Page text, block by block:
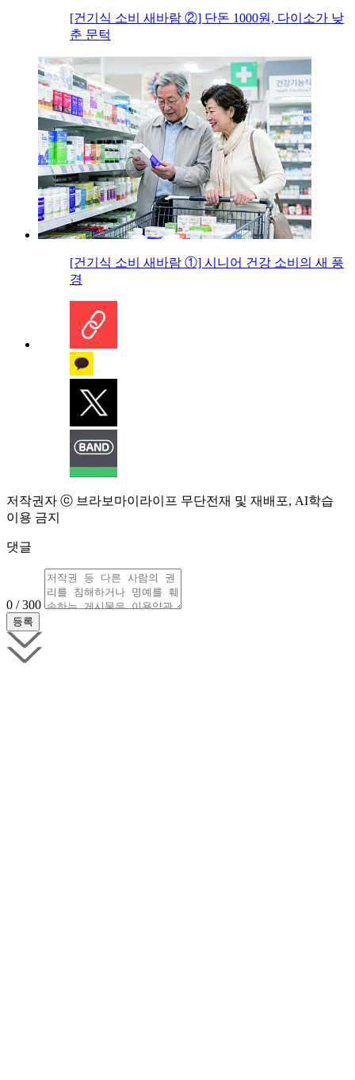
[건기식 소비 새바람 ②] 단돈 1000원, 다이소가 낮
춘 문턱
[건기식 소비 새바람 ①] 시니어 건강 소비의 새 풍
경
저작권자 ⓒ 브라보마이라이프 무단전재 및 재배포, AI학습
이용 금지
댓글
0 / 300